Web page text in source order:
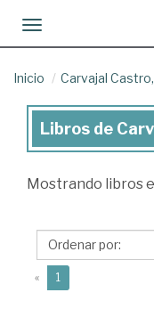
Toggle navigation
Inicio Carvajal
Libros
Carvajal
Álvaro
Libros de
Mostrando libros
« 1